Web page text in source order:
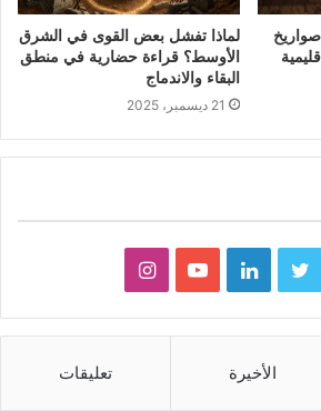
لماذا تفشل بعض القوى في الشرق
الأوسط؟ قراءة حضارية في منطق
البقاء والاندماج
21 ديسمبر، 2025
و
ي
و
ن
الأخيرة تعليقات